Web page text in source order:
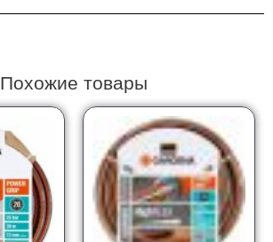
Похожие товары